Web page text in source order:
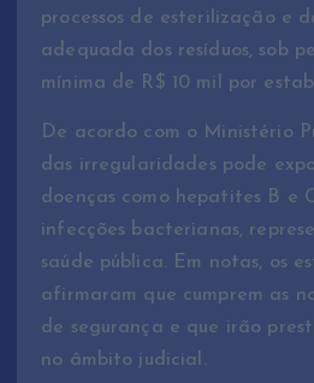
processos de esterilização e
adequada dos resíduos, sob
mínima de R$ 10 mil por
De acordo com o Ministério
das irregularidades pode
doenças como hepatites B e
infecções bacterianas,
saúde pública. Em notas, os
afirmaram que cumprem as
de segurança e que irão
no âmbito judicial.